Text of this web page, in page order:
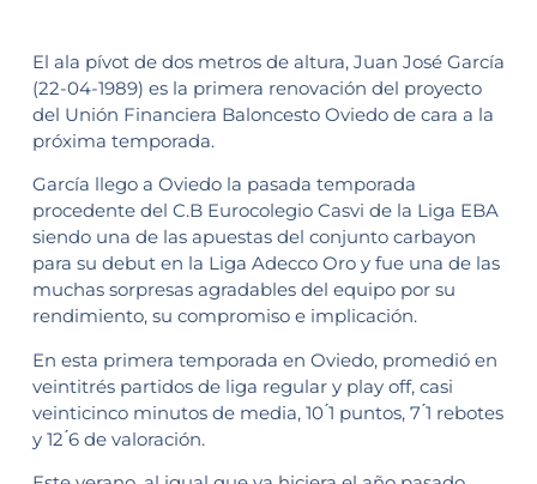
El ala pívot de dos metros de altura, Juan José García
(22-04-1989) es la primera renovación del proyecto
del Unión Financiera Baloncesto Oviedo de cara a la
próxima temporada.
García llego a Oviedo la pasada temporada
procedente del C.B Eurocolegio Casvi de la Liga EBA
siendo una de las apuestas del conjunto carbayon
para su debut en la Liga Adecco Oro y fue una de las
muchas sorpresas agradables del equipo por su
rendimiento, su compromiso e implicación.
En esta primera temporada en Oviedo, promedió en
veintitrés partidos de liga regular y play off, casi
veinticinco minutos de media, 10 ́1 puntos, 7 ́1 rebotes
y 12 ́6 de valoración.